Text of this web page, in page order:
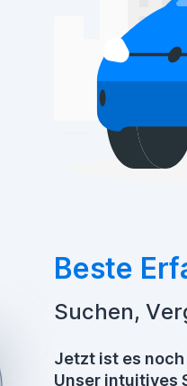
Beste
Suchen,
Jetzt ist es
Unser intuitives